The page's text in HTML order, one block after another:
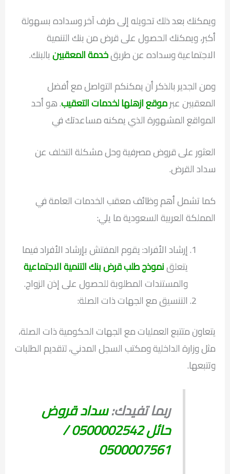
ويمكنك بعد ذلك تحويله إلى طرف آخر وسداده بسهولة
أكبر، ويمكنك الحصول على قرض من بنك التنمية
الاجتماعية وسداده عن طريقخدمة المعقبينبالبنك.
ومن الجدير بالذكر أن يمكنكم التواصل مع أفضل
المعقبين عبرموقع ازهلها لخدمات التعقيب. هو أحد
المواقع المشهورة الذي يمكنه مساعدتك في
العثور على قروض مصرفية وحل مشكلة التخلف عن
سداد القرض.
كما تشمل أهم وظائف معقب الخدمات العامة في
المملكة العربية السعودية ما يلي:
إرشاد الأفراد: يقوم المفتش بإرشاد الأفراد فيما
يتعلقنموذج طلب قرض بنك التنمية الاجتماعية
والمستندات المطلوبة للحصول على إذن الزواج.
التنسيق مع الجهات ذات الصلة:
يتعاون متتبع العمليات مع الجهات الحكومية ذات الصلة،
مثل وزارة الداخلية ومكتب السجل المدني، لتقديم الطلبات
وتتبعها.
ربما تفيدك:سداد قروض
حائل 0500002542 /
0500007561